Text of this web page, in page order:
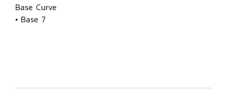
Base Curve
• Base 7